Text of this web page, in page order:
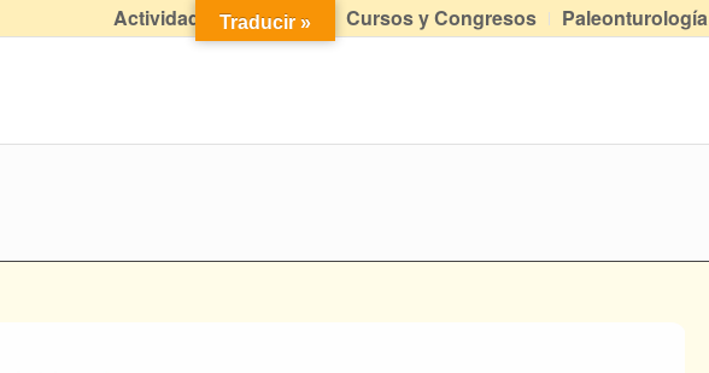
Actividades didácticas Cursos y Congresos Paleonturología
Traducir »